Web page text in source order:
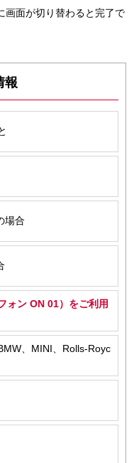
画面が切り替わると完了で
報
場合
ォン ON 01）をご利用
、MINI、Rolls-Royc